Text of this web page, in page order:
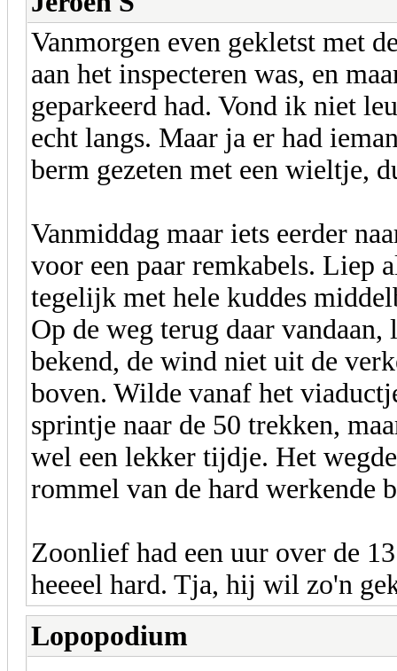
Vanmorgen even gekletst met
aan het inspecteren was, en
geparkeerd had. Vond ik niet
echt langs. Maar ja er had
berm gezeten met een wieltje,
Vanmiddag maar iets eerder
voor een paar remkabels. Liep
tegelijk met hele kuddes
Op de weg terug daar
bekend, de wind niet uit de
boven. Wilde vanaf het
sprintje naar de 50 trekken,
wel een lekker tijdje. Het
rommel van de hard werkende
Zoonlief had een uur over de
heeeel hard. Tja, hij wil zo'n
Lopopodium